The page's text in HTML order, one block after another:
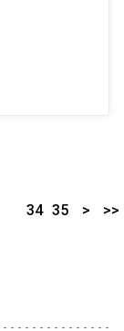
34 35 > >>